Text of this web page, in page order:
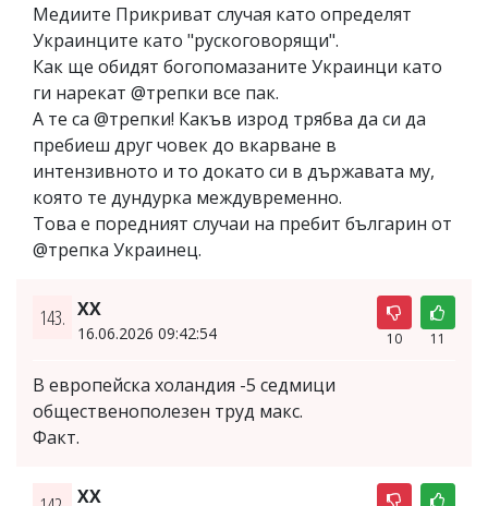
Медиите Прикриват случая като определят
Украинците като "рускоговорящи".
Как ще обидят богопомазаните Украинци като
ги нарекат @трепки все пак.
А те са @трепки! Какъв изрод трябва да си да
пребиеш друг човек до вкарване в
интензивното и то докато си в държавата му,
която те дундурка междувременно.
Това е поредният случаи на пребит българин от
@трепка Украинец.
143. ХХ
16.06.2026 09:42:54 10 11
В европейска холандия -5 седмици
общественополезен труд макс.
Факт.
XX